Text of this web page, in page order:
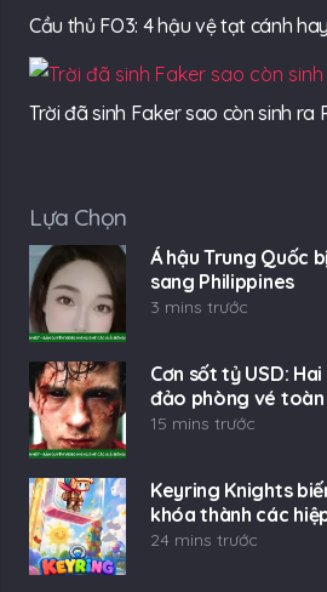
Cầu thủ FO3: 4 hậu vệ tạt cánh
Trời đã sinh Faker sao còn sinh ra
Lựa Chọn
Á hậu Trung Quốc
sang Philippines
3 mins trước
Cơn sốt tỷ USD:
đảo phòng vé toàn
15 mins trước
Keyring Knights
khóa thành các
24 mins trước